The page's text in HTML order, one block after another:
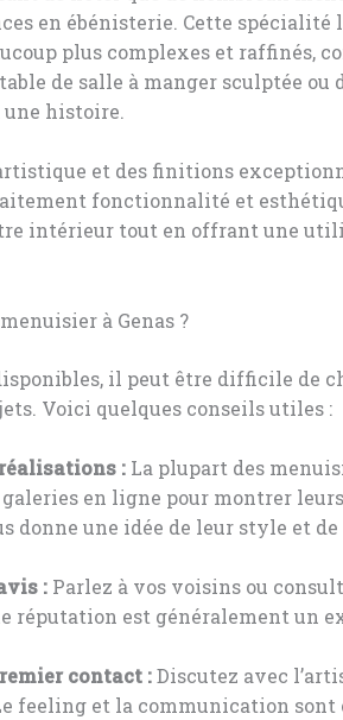
en ébénisterie. Cette spécialité
plus complexes et raffinés,
de salle à manger sculptée ou
histoire.
et des finitions
fonctionnalité et
intérieur tout en offrant une
à Genas ?
il peut être difficile de
Voici quelques conseils utiles :
: La plupart des
en ligne pour montrer
donne une idée de leur style et
: Parlez à vos voisins ou
réputation est généralement un
contact :Discutez avec
feeling et la communication sont